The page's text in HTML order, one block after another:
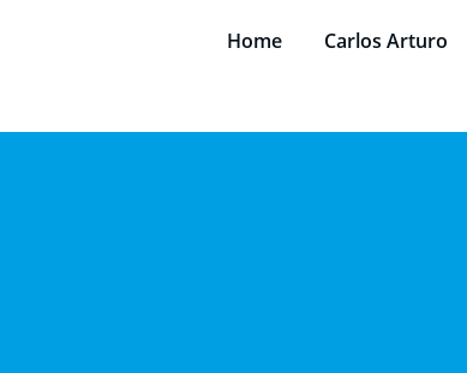
Home Carlos Arturo